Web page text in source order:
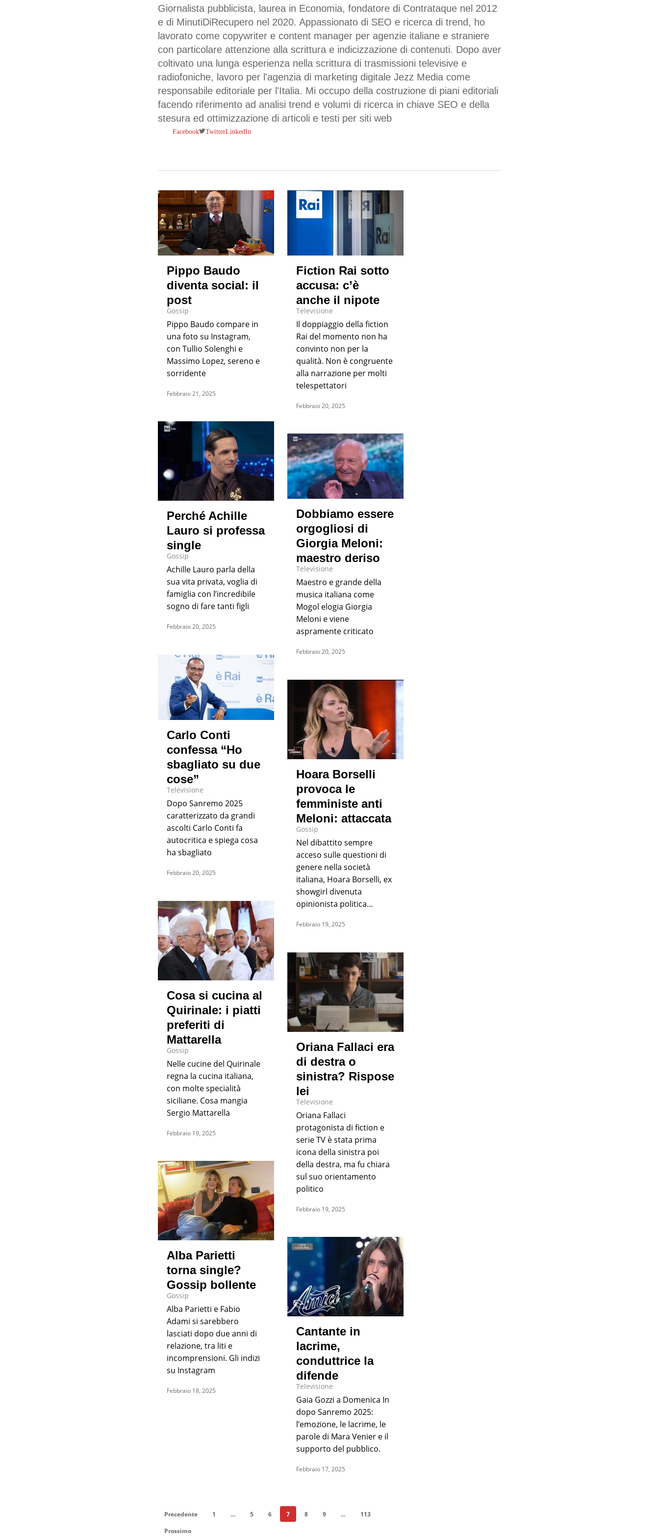
Giornalista pubblicista, laurea in Economia, fondatore di Contrataque nel 2012
e di MinutiDiRecupero nel 2020. Appassionato di SEO e ricerca di trend, ho
lavorato come copywriter e content manager per agenzie italiane e straniere
con particolare attenzione alla scrittura e indicizzazione di contenuti. Dopo aver
coltivato una lunga esperienza nella scrittura di trasmissioni televisive e
radiofoniche, lavoro per l'agenzia di marketing digitale Jezz Media come
responsabile editoriale per l'Italia. Mi occupo della costruzione di piani editoriali
facendo riferimento ad analisi trend e volumi di ricerca in chiave SEO e della
stesura ed ottimizzazione di articoli e testi per siti web
Facebook TwitterLinkedIn
Pippo Baudo
diventa social: il
post
Gossip
Pippo Baudo compare in
una foto su Instagram,
con Tullio Solenghi e
Massimo Lopez, sereno e
sorridente
Febbraio 21, 2025
Fiction Rai sotto
accusa: c’è
anche il nipote
Televisione
Il doppiaggio della fiction
Rai del momento non ha
convinto non per la
qualità. Non è congruente
alla narrazione per molti
telespettatori
Febbraio 20, 2025
Perché Achille
Lauro si professa
single
Gossip
Achille Lauro parla della
sua vita privata, voglia di
famiglia con l’incredibile
sogno di fare tanti figli
Febbraio 20, 2025
Dobbiamo essere
orgogliosi di
Giorgia Meloni:
maestro deriso
Televisione
Maestro e grande della
musica italiana come
Mogol elogia Giorgia
Meloni e viene
aspramente criticato
Febbraio 20, 2025
Carlo Conti
confessa “Ho
sbagliato su due
cose”
Televisione
Dopo Sanremo 2025
caratterizzato da grandi
ascolti Carlo Conti fa
autocritica e spiega cosa
ha sbagliato
Febbraio 20, 2025
Hoara Borselli
provoca le
femministe anti
Meloni: attaccata
Gossip
Nel dibattito sempre
acceso sulle questioni di
genere nella società
italiana, Hoara Borselli, ex
showgirl divenuta
opinionista politica…
Febbraio 19, 2025
Cosa si cucina al
Quirinale: i piatti
preferiti di
Mattarella
Gossip
Nelle cucine del Quirinale
regna la cucina italiana,
con molte specialità
siciliane. Cosa mangia
Sergio Mattarella
Febbraio 19, 2025
Oriana Fallaci era
di destra o
sinistra? Rispose
lei
Televisione
Oriana Fallaci
protagonista di fiction e
serie TV è stata prima
icona della sinistra poi
della destra, ma fu chiara
sul suo orientamento
politico
Febbraio 19, 2025
Alba Parietti
torna single?
Gossip bollente
Gossip
Alba Parietti e Fabio
Adami si sarebbero
lasciati dopo due anni di
relazione, tra liti e
incomprensioni. Gli indizi
su Instagram
Febbraio 18, 2025
Cantante in
lacrime,
conduttrice la
difende
Televisione
Gaia Gozzi a Domenica In
dopo Sanremo 2025:
l’emozione, le lacrime, le
parole di Mara Venier e il
supporto del pubblico.
Febbraio 17, 2025
Precedente 1 … 5 6 7 8 9 …
113
Prossimo